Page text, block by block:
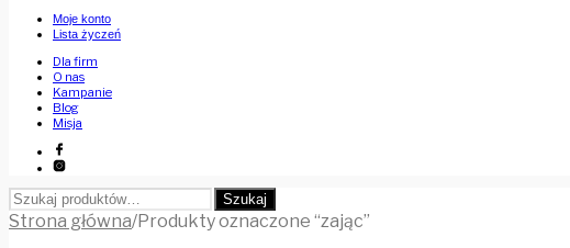
Moje konto
Lista życzeń
Dla firm
O nas
Kampanie
Blog
Misja
Szukaj: Szukaj
Strona główna/Produkty oznaczone “zając”